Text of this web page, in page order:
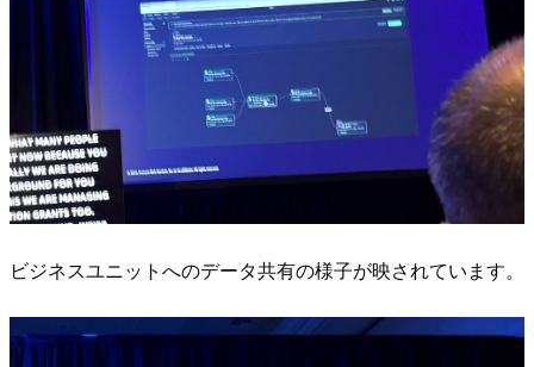
ビジネスユニットへのデータ共有の様子が映されています。